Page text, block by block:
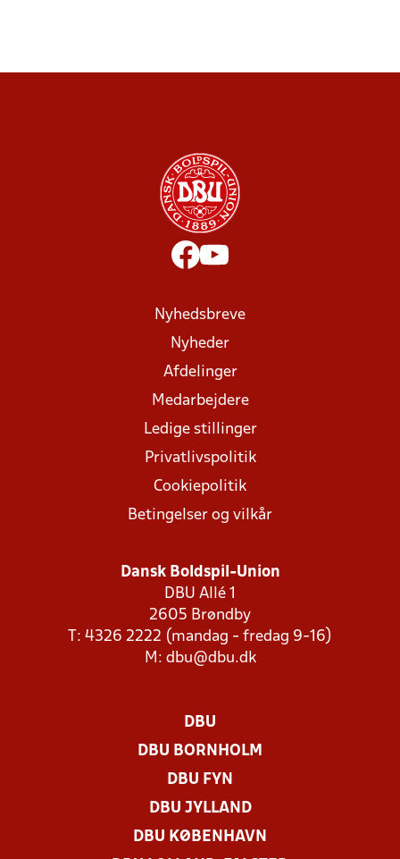
Nyhedsbreve
Nyheder
Afdelinger
Medarbejdere
Ledige stillinger
Privatlivspolitik
Cookiepolitik
Betingelser og vilkår
Dansk Boldspil-Union
DBU Allé 1
2605 Brøndby
T: 4326 2222 (mandag - fredag 9-16)
M: dbu@dbu.dk
DBU
DBU BORNHOLM
DBU FYN
DBU JYLLAND
DBU KØBENHAVN